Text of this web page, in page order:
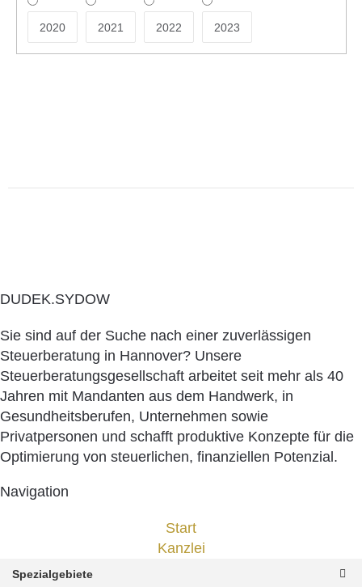
2020 2021 2022 2023
DUDEK.SYDOW
Sie sind auf der Suche nach einer zuverlässigen
Steuerberatung in Hannover? Unsere
Steuerberatungsgesellschaft arbeitet seit mehr als 40
Jahren mit Mandanten aus dem Handwerk, in
Gesundheitsberufen, Unternehmen sowie
Privatpersonen und schafft produktive Konzepte für die
Optimierung von steuerlichen, finanziellen Potenzial.
Navigation
Start
Kanzlei
Spezialgebiete